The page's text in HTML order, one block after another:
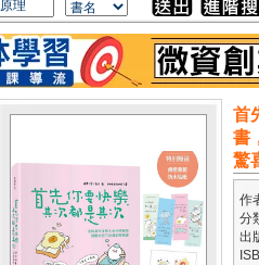
首
書
驚
作
分
出